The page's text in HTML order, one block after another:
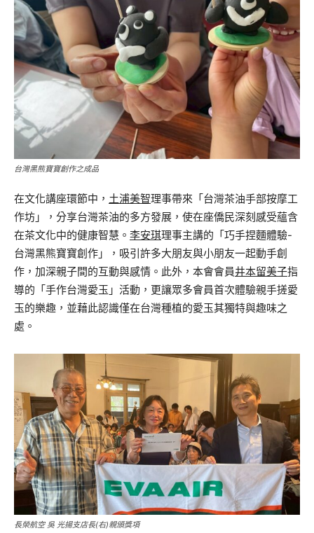
台灣黑熊寶寶創作之成品
在文化講座環節中， 土浦美智理事帶來「台灣茶油手部按摩工
作坊」，分享台灣茶油的多方發展，使在座僑民深刻感受蘊含
在茶文化中的健康智慧。 李安琪理事主講的「巧手捏麵體驗-
台灣黑熊寶寶創作」，吸引許多大朋友與小朋友一起動手創
作，加深親子間的互動與感情。此外，本會會員井本留美子指
導的「手作台灣愛玉」活動，更讓眾多會員首次體驗親手搓愛
玉的樂趣，並藉此認識僅在台灣種植的愛玉其獨特與趣味之
處。
長榮航空 吳 光揚支店長(右)親頒獎項